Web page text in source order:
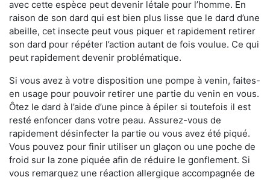
avec cette espèce peut devenir létale pour l’homme. En
raison de son dard qui est bien plus lisse que le dard d’une
abeille, cet insecte peut vous piquer et rapidement retirer
son dard pour répéter l’action autant de fois voulue. Ce qui
peut rapidement devenir problématique.
Si vous avez à votre disposition une pompe à venin, faites-
en usage pour pouvoir retirer une partie du venin en vous.
Ôtez le dard à l’aide d’une pince à épiler si toutefois il est
resté enfoncer dans votre peau. Assurez-vous de
rapidement désinfecter la partie ou vous avez été piqué.
Vous pouvez pour finir utiliser un glaçon ou une poche de
froid sur la zone piquée afin de réduire le gonflement. Si
vous remarquez une réaction allergique accompagnée de